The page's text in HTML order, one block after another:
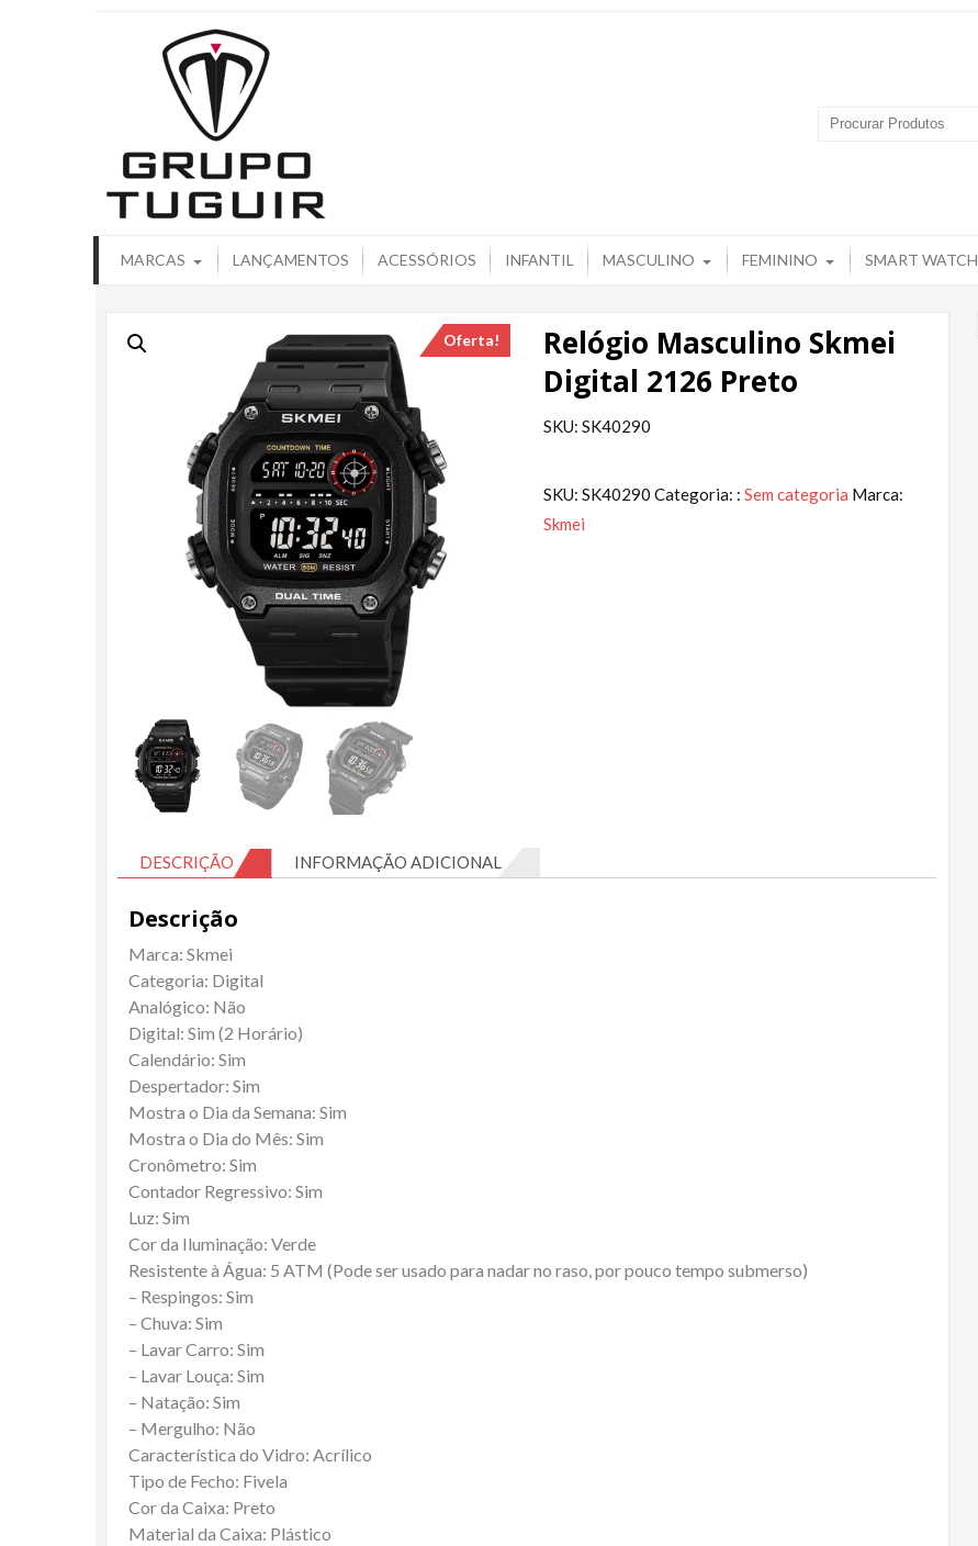
MARCAS LANÇAMENTOS ACESSÓRIOS INFANTIL MASCULINO FEMININO SMART WATCH
Oferta!
Relógio Masculino Skmei
Digital 2126 Preto
SKU: SK40290
SKU:SK40290 Categoria: :Sem categoria Marca:
Skmei
DESCRIÇÃO INFORMAÇÃO ADICIONAL
Descrição
Marca: Skmei
Categoria: Digital
Analógico: Não
Digital: Sim (2 Horário)
Calendário: Sim
Despertador: Sim
Mostra o Dia da Semana: Sim
Mostra o Dia do Mês: Sim
Cronômetro: Sim
Contador Regressivo: Sim
Luz: Sim
Cor da Iluminação: Verde
Resistente à Água: 5 ATM (Pode ser usado para nadar no raso, por pouco tempo submerso)
– Respingos: Sim
– Chuva: Sim
– Lavar Carro: Sim
– Lavar Louça: Sim
– Natação: Sim
– Mergulho: Não
Característica do Vidro: Acrílico
Tipo de Fecho: Fivela
Cor da Caixa: Preto
Material da Caixa: Plástico